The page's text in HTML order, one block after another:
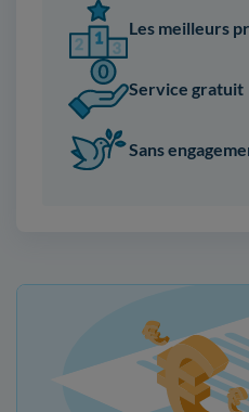
Les meilleurs
Service gratuit
Sans